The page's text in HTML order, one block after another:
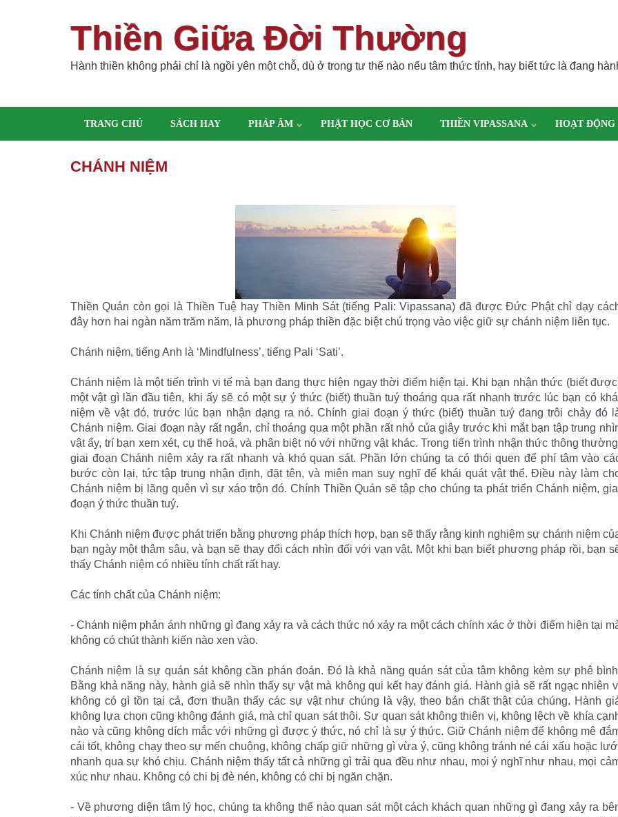
Thiền Giữa Đời Thường
Hành thiền không phải chỉ là ngồi yên một chỗ, dù ở trong tư thế nào nếu tâm thức tỉnh, hay biết tức là đang
TRANG CHỦ SÁCH HAY PHÁP ÂM PHẬT HỌC CƠ BẢN THIỀN VIPASSANA HOẠT ĐỘNG
CHÁNH NIỆM
Thiền Quán còn gọi là Thiền Tuệ hay Thiền Minh Sát (tiếng Pali: Vipassana) đã được Đức Phật chỉ dạy
đây hơn hai ngàn năm trăm năm, là phương pháp thiền đặc biệt chú trọng vào việc giữ sự chánh niệm liên tục.
Chánh niệm, tiếng Anh là ‘Mindfulness’, tiếng Pali ‘Sati’.
Chánh niệm là một tiến trình vi tế mà bạn đang thực hiện ngay thời điểm hiện tại. Khi bạn nhận thức (biết
một vật gì lần đầu tiên, khi ấy sẽ có một sự ý thức (biết) thuần tuý thoáng qua rất nhanh trước lúc bạn có
niệm về vật đó, trước lúc bạn nhận dạng ra nó. Chính giai đoạn ý thức (biết) thuần tuý đang trôi chảy đó
Chánh niệm. Giai đoạn này rất ngắn, chỉ thoáng qua một phần rất nhỏ của giây trước khi mắt bạn tập trung
vật ấy, trí bạn xem xét, cụ thể hoá, và phân biệt nó với những vật khác. Trong tiến trình nhận thức thông
giai đoạn Chánh niệm xảy ra rất nhanh và khó quan sát. Phần lớn chúng ta có thói quen để phí tâm vào
bước còn lại, tức tập trung nhận định, đặt tên, và miên man suy nghĩ để khái quát vật thể. Điều này làm
Chánh niệm bị lãng quên vì sự xáo trộn đó. Chính Thiền Quán sẽ tập cho chúng ta phát triển Chánh niệm,
đoạn ý thức thuần tuý.
Khi Chánh niệm được phát triển bằng phương pháp thích hợp, bạn sẽ thấy rằng kinh nghiệm sự chánh niệm
bạn ngày một thâm sâu, và bạn sẽ thay đổi cách nhìn đối với vạn vật. Một khi bạn biết phương pháp rồi, bạn
thấy Chánh niệm có nhiều tính chất rất hay.
Các tính chất của Chánh niệm:
- Chánh niệm phản ánh những gì đang xảy ra và cách thức nó xảy ra một cách chính xác ở thời điểm hiện tại
không có chút thành kiến nào xen vào.
Chánh niệm là sự quán sát không cần phán đoán. Đó là khả năng quán sát của tâm không kèm sự phê
Bằng khả năng này, hành giả sẽ nhìn thấy sự vật mà không qui kết hay đánh giá. Hành giả sẽ rất ngạc nhiên
không có gì tồn tại cả, đơn thuần thấy các sự vật như chúng là vậy, theo bản chất thật của chúng. Hành
không lựa chọn cũng không đánh giá, mà chỉ quan sát thôi. Sự quan sát không thiên vị, không lệch về khía
nào và cũng không dích mắc với những gì được ý thức, nó chỉ là sự ý thức. Giữ Chánh niệm để không mê
cái tốt, không chạy theo sự mến chuộng, không chấp giữ những gì vừa ý, cũng không tránh né cái xấu hoặc
nhanh qua sự khó chịu. Chánh niệm thấy tất cả những gì trải qua đều như nhau, mọi ý nghĩ như nhau, mọi
xúc như nhau. Không có chi bị đè nén, không có chi bị ngăn chặn.
- Về phương diện tâm lý học, chúng ta không thể nào quan sát một cách khách quan những gì đang xảy ra